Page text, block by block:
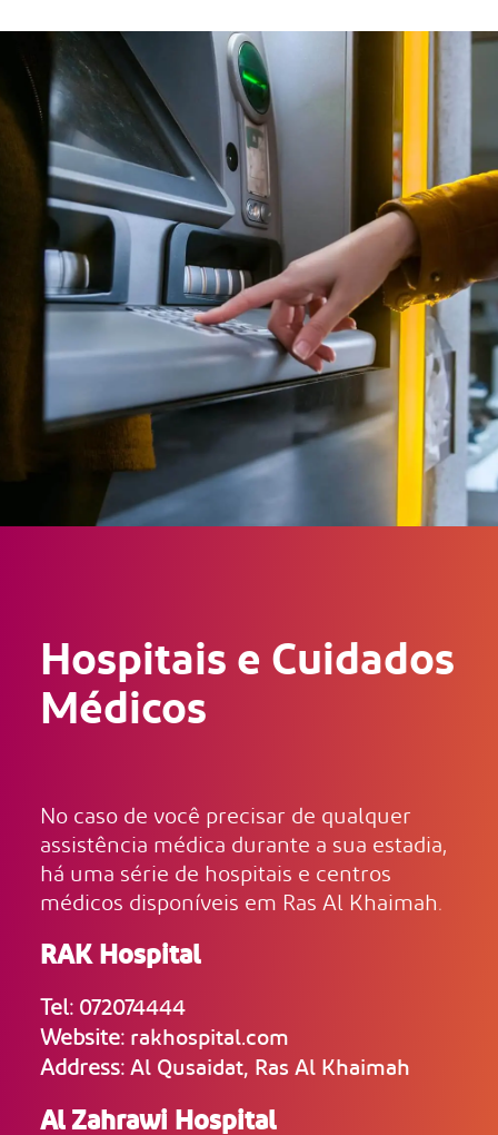
Hospitais e Cuidados
Médicos
No caso de você precisar de qualquer
assistência médica durante a sua estadia,
há uma série de hospitais e centros
médicos disponíveis em Ras Al Khaimah.
RAK Hospital
Tel:072074444
Website:rakhospital.com
Address:Al Qusaidat, Ras Al Khaimah
Al Zahrawi Hospital